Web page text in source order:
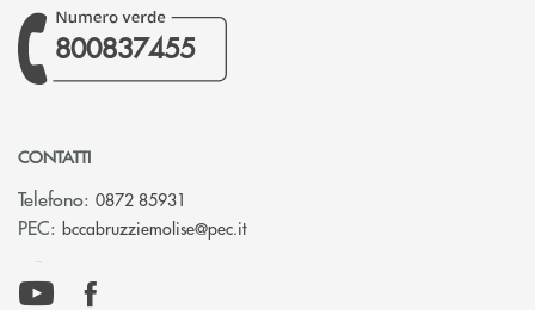
800837455
CONTATTI
Telefono: 0872 85931
PEC: bccabruzziemolise@pec.it(si apre l’app di posta elettronica)